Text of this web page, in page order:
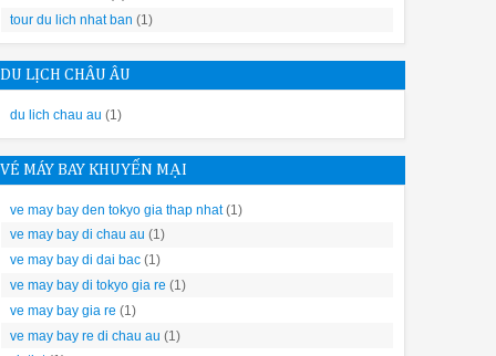
ở phiên bản mới này, Bosch Smi8ycs01e được tích hợp
ra đặc biệt êm ái.
sản phẩm Bosch Smi8ycs01e serie 8 để xem có thêm điều gì
RỬA BÁT BOSCH BÁN ÂM TỦ SMI8YCS01E SERIE 8
1/ NHỮNG TÍNH NĂNG NỔI BẬT
sấy khô hoàn hảo nhờ sự lưu thông không khí 3D, ngay cả với đồ
và phải lau bằng tay. Công nghệ Zeolith từng đoạt giải
kiệm và hoàn hảo. Bây giờ bạn có thể cất khăn và tập
vẫn duy trì kết quả sấy khô hoàn hảo. Quá trình sấy tiêu
​​khoáng tự nhiên. Khoáng chất này được tái tạo sau khi kết
tour du lich nhat ban (1)
DU LỊCH CHÂU ÂU
du lich chau au (1)
VÉ MÁY BAY KHUYẾN MẠI
ve may bay den tokyo gia thap nhat (1)
ve may bay di chau au (1)
ve may bay di dai bac (1)
ve may bay di tokyo gia re (1)
ve may bay gia re (1)
ve may bay re di chau au (1)